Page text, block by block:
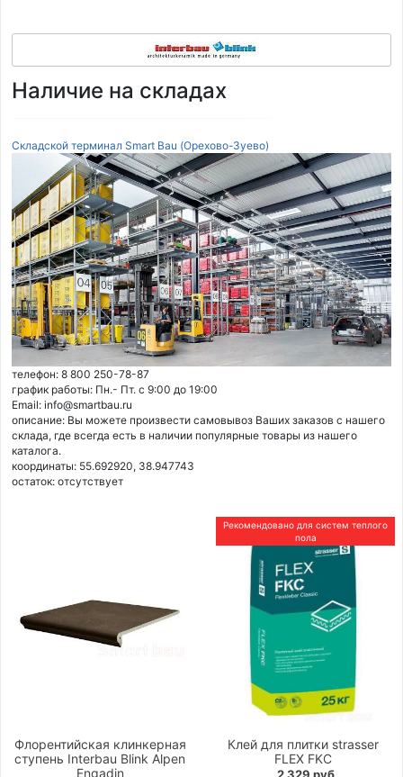
Наличие на складах
Складской терминал Smart Bau (Орехово-Зуево)
телефон: 8 800 250-78-87
график работы: Пн.- Пт. с 9:00 до 19:00
Email: info@smartbau.ru
описание: Вы можете произвести самовывоз Ваших заказов с нашего
склада, где всегда есть в наличии популярные товары из нашего
каталога.
координаты: 55.692920, 38.947743
остаток: отсутствует
Флорентийская клинкерная
ступень Interbau Blink Alpen
Engadin
Рекомендовано для систем теплого
пола
Клей для плитки strasser
FLEX FKC